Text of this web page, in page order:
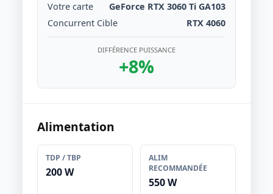
Votre carte
GeForce RTX 3060 Ti GA103
Concurrent Cible
RTX 4060
DIFFÉRENCE PUISSANCE
+8%
Alimentation
TDP / TBP
200 W
ALIM
RECOMMANDÉE
550 W